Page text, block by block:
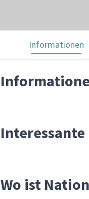
Informationen
Wo ist